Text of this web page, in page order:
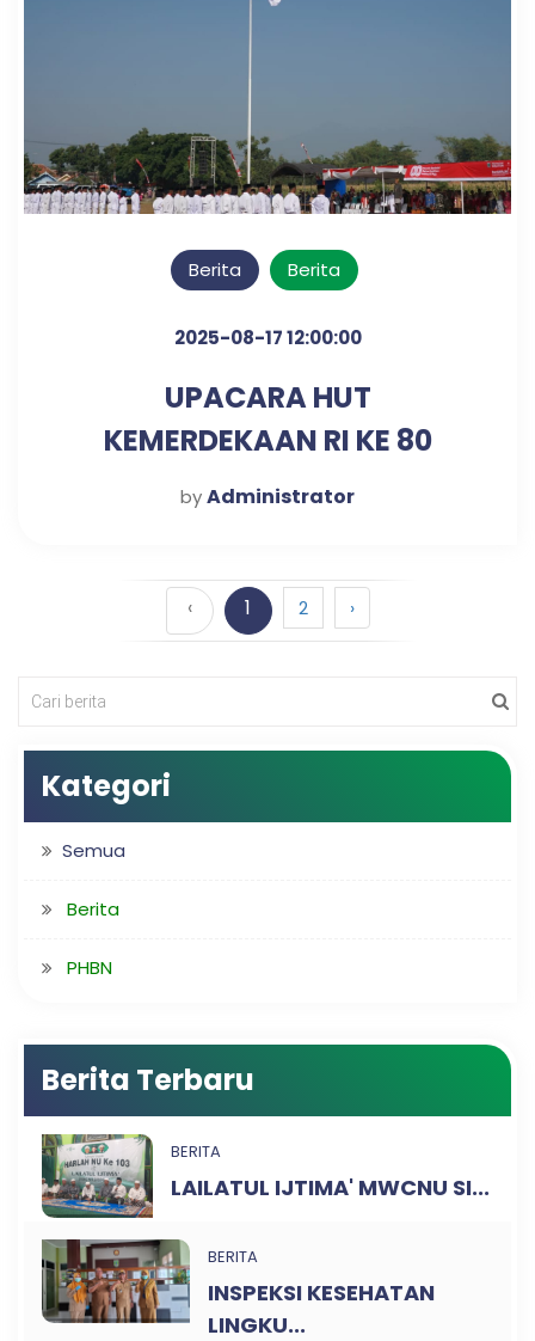
Berita Berita
2025-08-17 12:00:00
UPACARA HUT
KEMERDEKAAN RI KE 80
TAHUN
byAdministrator
‹ 1 2 ›
Kategori
Semua
Berita
PHBN
Berita Terbaru
BERITA
LAILATUL IJTIMA' MWCNU SI...
BERITA
INSPEKSI KESEHATAN
LINGKU...